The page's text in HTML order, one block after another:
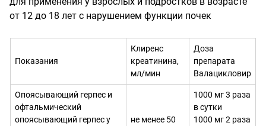
от 12 до 18 лет с нарушением функции почек
Показания
Клиренс
креатинина,
мл/мин
Доза
препарата
Валацикловир
Опоясывающий герпес и
офтальмический
опоясывающий герпес у
не менее 50
1000 мг 3 раза
в сутки
1000 мг 2 раза